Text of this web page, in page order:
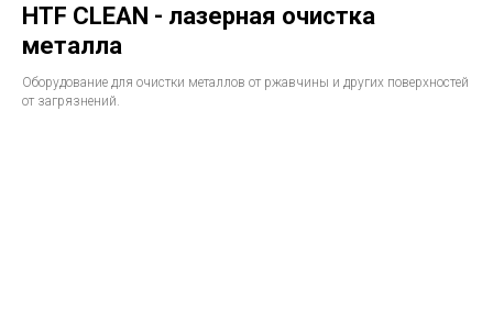
HTF CLEAN - лазерная очистка
металла
Оборудование для очистки металлов от ржавчины и других поверхностей
от загрязнений.